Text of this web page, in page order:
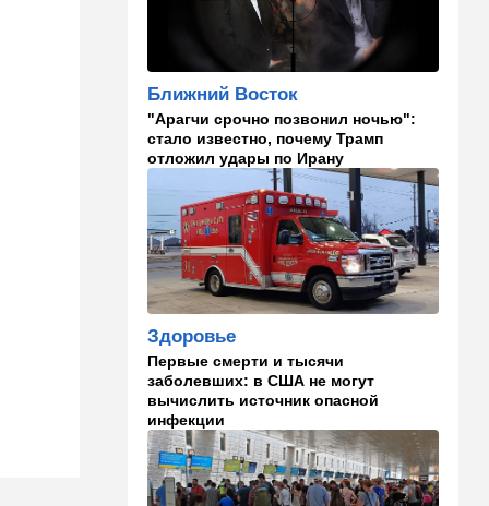
Заложники Сеуты: почему
могут вернуться домой
14:09 Мнения
Несколько минут между
воем сирены и ударом
13:35 В мире
Полное затмение — не для
Израиля: куда ехать за
редким зрелищем 12 августа
12:40 В мире
Этна разбушевалась:
Сицилия закрыла один из
аэропортов. ВИДЕО
12:30 В мире
Российский след? В
Германии предотвратили
Ближний Восток
"Арагчи срочно позвонил ночью":
стало известно, почему Трамп
отложил удары по Ирану
Здоровье
Первые смерти и тысячи
заболевших: в США не могут
вычислить источник опасной
инфекции